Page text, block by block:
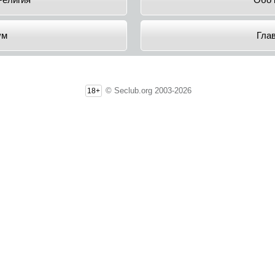
18+ © Seclub.org 2003-2026